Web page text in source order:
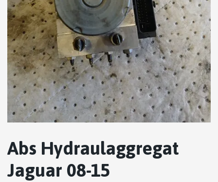
Abs Hydraulaggregat
Jaguar 08-15